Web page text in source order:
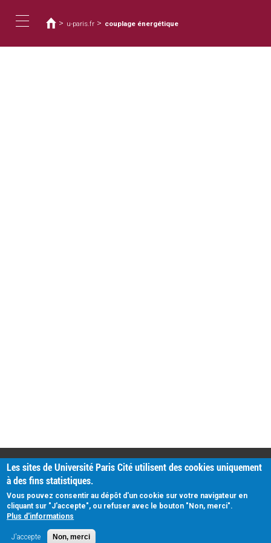
容
在
這
裡
> u-paris.fr > couplage énergétique
PRATIQUE
Plan d'accès
Intranet
Mentions légales
Données personnelles
Les sites de Université Paris Cité utilisent des cookies uniquement
à des fins statistiques.
Vous pouvez consentir au dépôt d'un cookie sur votre navigateur en
cliquant sur "J'accepte", ou refuser avec le bouton "Non, merci".
Plus d'informations
J'accepte Non, merci